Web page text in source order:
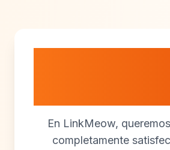
En LinkMeow,
completamente